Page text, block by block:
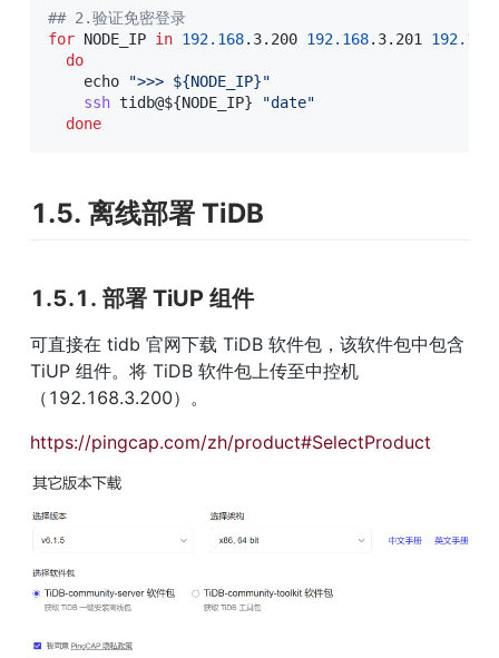
## 2.验证免密登录
for NODE_IP in 192.168.3.200 192.168.3.201 192.168
do
echo
">>> ${NODE_IP}"
ssh tidb@${NODE_IP}
"date"
done
1.5. 离线部署 TiDB
1.5.1. 部署 TiUP 组件
可直接在 tidb 官网下载 TiDB 软件包，该软件包中包含
TiUP 组件。将 TiDB 软件包上传至中控机
（192.168.3.200）。
https://pingcap.com/zh/product#SelectProduct